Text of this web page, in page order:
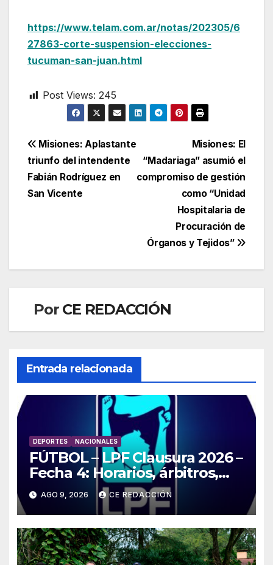
https://www.telam.com.ar/notas/202305/6
27863-corte-suspension-elecciones-
tucuman-san-juan.html
Post Views: 245
Navegación
de
entradas
Misiones: El
“Madariaga” asumió el
compromiso de gestión
como “Unidad
Hospitalaria de
Procuración de
Órganos y Tejidos”
Misiones: Aplastante
triunfo del intendente
Fabián Rodríguez en
San Vicente
Por CE REDACCIÓN
Entrada relacionada
DEPORTES NACIONALES
FÚTBOL – LPF Clausura 2026 –
Fecha 4: Horarios, árbitros,
TV, resultados –
ESTADÍSTICAS y detalles
AGO 9, 2026 CE REDACCIÓN